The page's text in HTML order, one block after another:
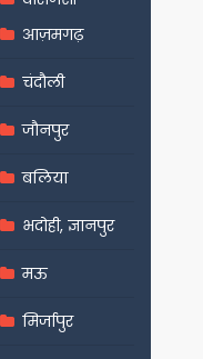
आज़मगढ़
चंदौली
जौनपुर
बलिया
भदोही, ज्ञानपुर
मऊ
मिर्जापुर